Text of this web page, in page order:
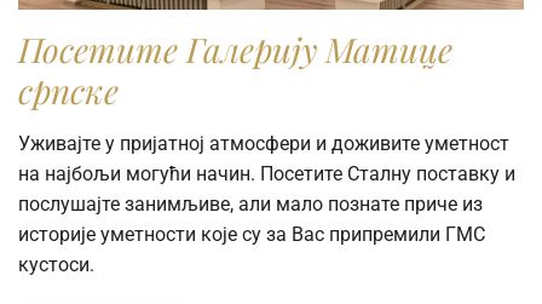
Посетите Галерију Матице
српске
Уживајте у пријатној атмосфери и доживите уметност
на најбољи могући начин. Посетите Сталну поставку и
послушајте занимљиве, али мало познате приче из
историје уметности које су за Вас припремили ГМС
кустоси.